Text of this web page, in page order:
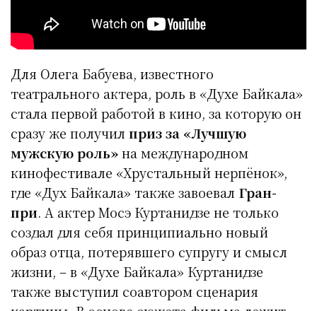
Для Олега Бабуева, известного
театрального актера, роль в «Духе Байкала»
стала первой работой в кино, за которую он
сразу же получилприз за «Лучшую
мужскую роль»на международном
кинофестивале «Хрустальный нерпёнок»,
где «Дух Байкала» также завоевал Гран-
при. А актер Мосэ Куртанидзе не только
создал для себя принципиально новый
образ отца, потерявшего супругу и смысл
жизни, – в «Духе Байкала» Куртанидзе
также выступил соавтором сценария